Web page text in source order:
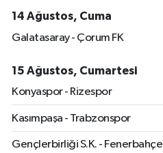
14 Ağustos, Cuma
Galatasaray - Çorum FK
15 Ağustos, Cumartesi
Konyaspor - Rizespor
Kasımpaşa - Trabzonspor
Gençlerbirliği S.K. - Fenerbahçe